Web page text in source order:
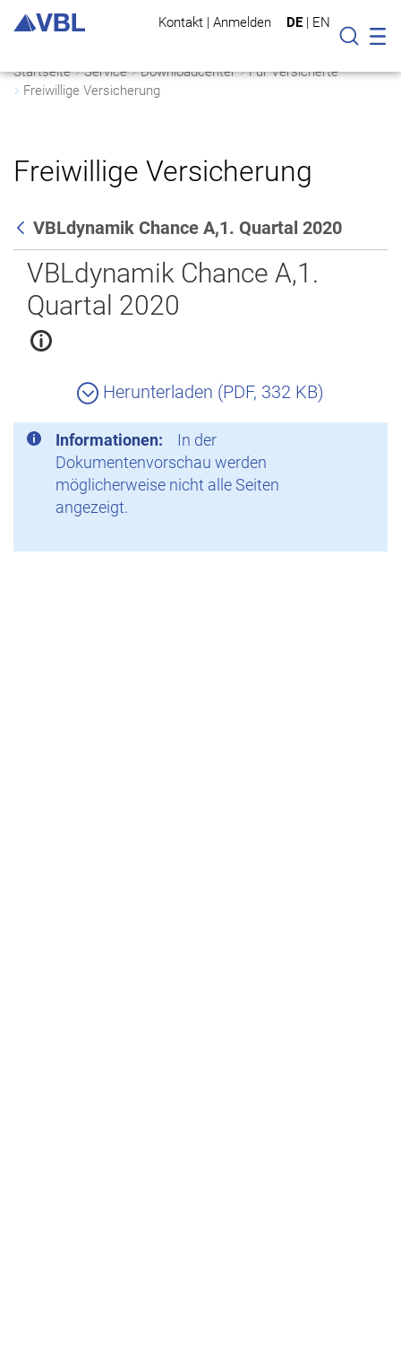
Kontakt | Anmelden DE | EN
Suche
Startseite Service Downloadcenter
Für Versicherte
Freiwillige Versicherung
Freiwillige Versicherung
Zurück
VBLdynamik Chance A,1. Quartal 2020
VBLdynamik Chance A,1.
Quartal 2020
Herunterladen (PDF, 332 KB)
Informationen:
In der
Dokumentenvorschau werden
möglicherweise nicht alle Seiten
angezeigt.